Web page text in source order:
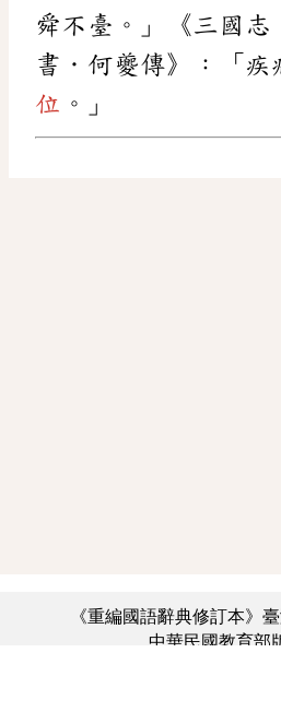
舜不臺。」《三國志
書．何夔傳》：「疾
位 。」
《重編國語辭典修訂本》
中華民國教育部